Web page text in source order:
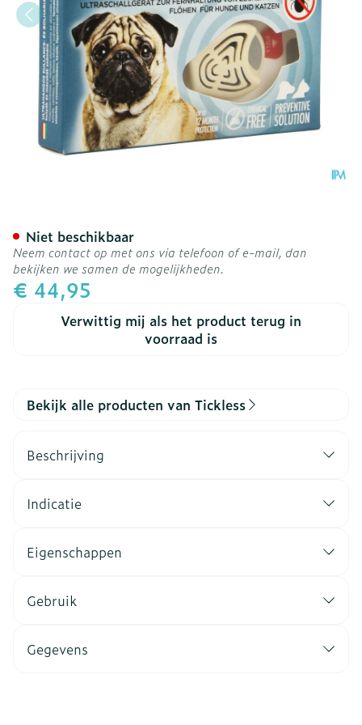
€ 44,95
Verwittig mij als het product terug in
voorraad is
Niet beschikbaar
Neem contact op met ons via telefoon of e-mail, dan
bekijken we samen de mogelijkheden.
Bekijk alle producten van Tickless
Beschrijving
Indicatie
Eigenschappen
Gebruik
Gegevens